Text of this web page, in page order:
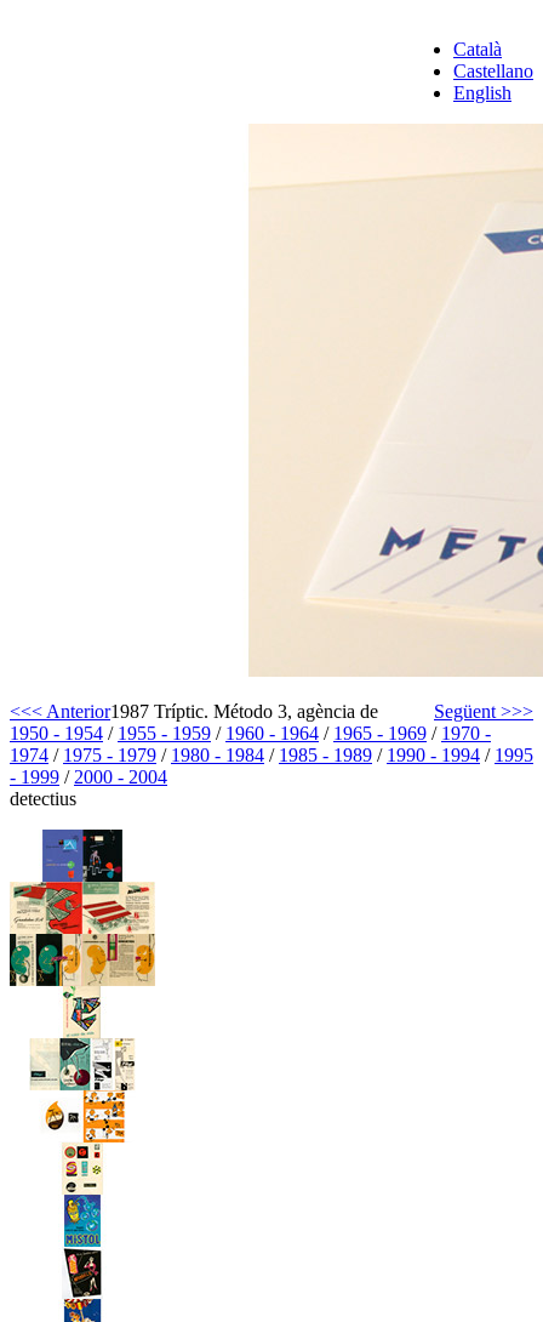
Català
Castellano
English
<<< Anterior
Següent >>>
1950 - 1954 / 1955 - 1959 / 1960 - 1964 / 1965 - 1969 / 1970 -
1974 / 1975 - 1979 / 1980 - 1984 / 1985 - 1989 / 1990 - 1994 / 1995
- 1999 / 2000 - 2004
1987 Tríptic. Método 3, agència de
detectius